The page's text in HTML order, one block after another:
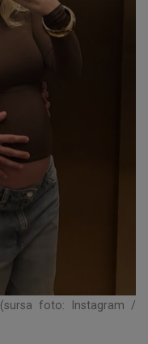
(sursa foto: Instagram /